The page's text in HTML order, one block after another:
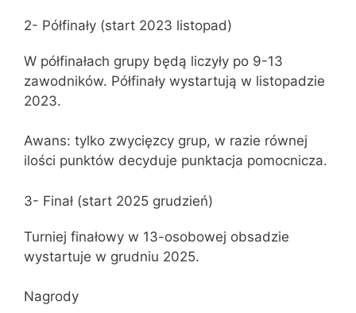
2- Półfinały (start 2023 listopad)
W półfinałach grupy będą liczyły po 9-13
zawodników. Półfinały wystartują w listopadzie
2023.
Awans: tylko zwycięzcy grup, w razie równej
ilości punktów decyduje punktacja pomocnicza.
3- Finał (start 2025 grudzień)
Turniej finałowy w 13-osobowej obsadzie
wystartuje w grudniu 2025.
Nagrody